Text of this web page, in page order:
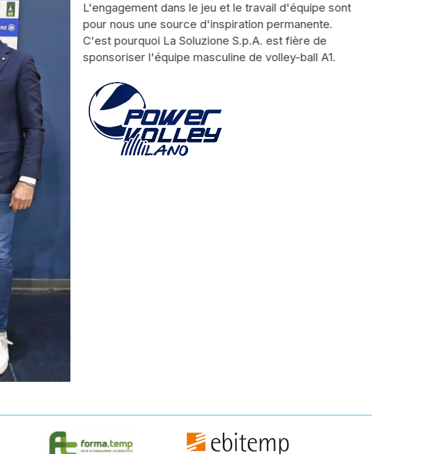
L'engagement dans le jeu et le travail d'équipe sont
pour nous une source d'inspiration permanente.
C'est pourquoi La Soluzione S.p.A. est fière de
sponsoriser l'équipe masculine de volley-ball A1.